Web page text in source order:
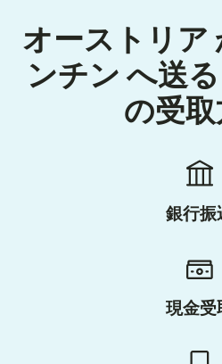
オーストリア
ンチン へ送
の受取
銀行振
現金受